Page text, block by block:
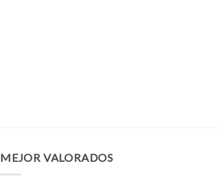
MEJOR VALORADOS